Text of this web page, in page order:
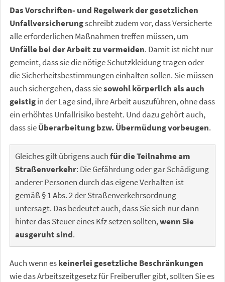
Das Vorschriften- und Regelwerk der gesetzlichen
Unfallversicherungschreibt zudem vor, dass Versicherte
alle erforderlichen Maßnahmen treffen müssen, um
Unfälle bei der Arbeit zu vermeiden. Damit ist nicht nur
gemeint, dass sie die nötige Schutzkleidung tragen oder
die Sicherheitsbestimmungen einhalten sollen. Sie müssen
auch sichergehen, dass siesowohl körperlich als auch
geistigin der Lage sind, ihre Arbeit auszuführen, ohne dass
ein erhöhtes Unfallrisiko besteht. Und dazu gehört auch,
dass sieÜberarbeitung bzw. Übermüdung vorbeugen.
Gleiches gilt übrigens auchfür die Teilnahme am
Straßenverkehr: Die Gefährdung oder gar Schädigung
anderer Personen durch das eigene Verhalten ist
gemäß § 1 Abs. 2 der Straßenverkehrsordnung
untersagt. Das bedeutet auch, dass Sie sich nur dann
hinter das Steuer eines Kfz setzen sollten,wenn Sie
ausgeruht sind.
Auch wenn eskeinerlei gesetzliche Beschränkungen
wie das Arbeitszeitgesetz für Freiberufler gibt, sollten Sie es